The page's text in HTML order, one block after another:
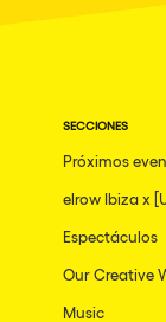
SECCIONES
Próximos
elrow Ibiza x
Espectáculos
Our Creative
Music